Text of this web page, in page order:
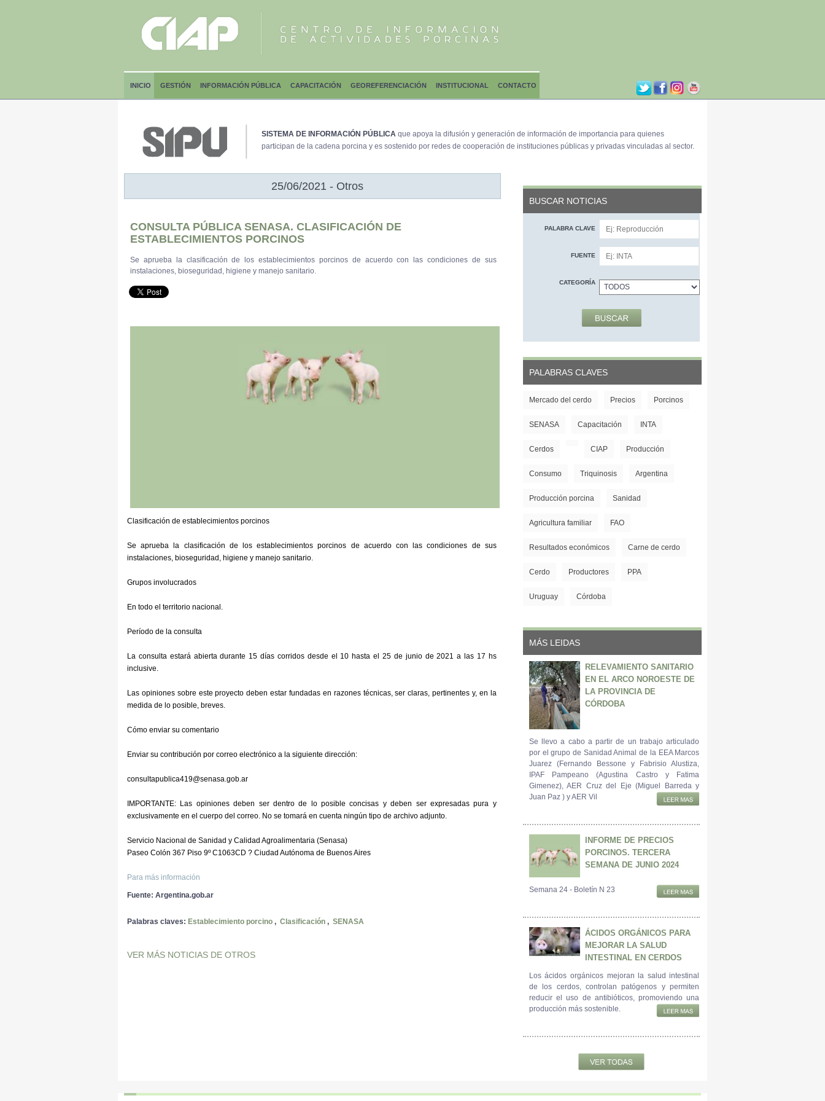
INICIO GESTIÓN INFORMACIÓN PÚBLICA CAPACITACIÓN GEOREFERENCIACIÓN INSTITUCIONAL CONTACTO
SISTEMA DE INFORMACIÓN PÚBLICAque apoya la difusión y generación de información de importancia para quienes
participan de la cadena porcina y es sostenido por redes de cooperación de instituciones públicas y privadas vinculadas al sector.
25/06/2021 - Otros
CONSULTA PÚBLICA SENASA. CLASIFICACIÓN DE
ESTABLECIMIENTOS PORCINOS
Se aprueba la clasificación de los establecimientos porcinos de acuerdo con las condiciones de sus
instalaciones, bioseguridad, higiene y manejo sanitario.
Clasificación de establecimientos porcinos
Se aprueba la clasificación de los establecimientos porcinos de acuerdo con las condiciones de sus
instalaciones, bioseguridad, higiene y manejo sanitario.
Grupos involucrados
En todo el territorio nacional.
Período de la consulta
La consulta estará abierta durante 15 días corridos desde el 10 hasta el 25 de junio de 2021 a las 17 hs
inclusive.
Las opiniones sobre este proyecto deben estar fundadas en razones técnicas, ser claras, pertinentes y, en la
medida de lo posible, breves.
Cómo enviar su comentario
Enviar su contribución por correo electrónico a la siguiente dirección:
consultapublica419@senasa.gob.ar
IMPORTANTE: Las opiniones deben ser dentro de lo posible concisas y deben ser expresadas pura y
exclusivamente en el cuerpo del correo. No se tomará en cuenta ningún tipo de archivo adjunto.
Servicio Nacional de Sanidad y Calidad Agroalimentaria (Senasa)
Paseo Colón 367 Piso 9º C1063CD ? Ciudad Autónoma de Buenos Aires
Para más información
Fuente: Argentina.gob.ar
Palabras claves: Establecimiento porcino , Clasificación , SENASA
VER MÁS NOTICIAS DE OTROS
BUSCAR NOTICIAS
PALABRA CLAVE
FUENTE
CATEGORÍA
PALABRAS CLAVES
Mercado del cerdo Precios Porcinos
SENASA Capacitación INTA
Cerdos CIAP Producción
Consumo Triquinosis Argentina
Producción porcina Sanidad
Agricultura familiar FAO
Resultados económicos Carne de cerdo
Cerdo Productores PPA
Uruguay Córdoba
MÁS LEIDAS
RELEVAMIENTO SANITARIO
EN EL ARCO NOROESTE DE
LA PROVINCIA DE
CÓRDOBA
Se llevo a cabo a partir de un trabajo articulado
por el grupo de Sanidad Animal de la EEA Marcos
Juarez (Fernando Bessone y Fabrisio Alustiza,
IPAF Pampeano (Agustina Castro y Fatima
Gimenez), AER Cruz del Eje (Miguel Barreda y
Juan Paz ) y AER Vil
INFORME DE PRECIOS
PORCINOS. TERCERA
SEMANA DE JUNIO 2024
Semana 24 - Boletín N 23
ÁCIDOS ORGÁNICOS PARA
MEJORAR LA SALUD
INTESTINAL EN CERDOS
Los ácidos orgánicos mejoran la salud intestinal
de los cerdos, controlan patógenos y permiten
reducir el uso de antibióticos, promoviendo una
producción más sostenible.